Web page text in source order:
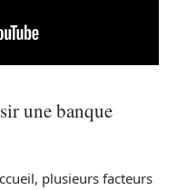
une banque
plusieurs facteurs